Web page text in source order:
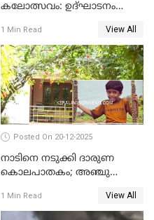
കലോത്സവം: ഉദ്ഘാടനം
മുഖ്യാതിഥിയായി
മോഹൻലാൽ
1 Min Read View All
Posted On 20-12-2025
നാടിനെ നടുക്കി ദാരുണ
കൊലപാതകം; അഞ്ചു
കഴുത്തുഞെരിച്ച് കൊന്നു
1 Min Read View All